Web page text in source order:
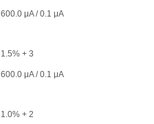
600.0 μA / 0.1 μA
1.5% + 3
600.0 μA / 0.1 μA
1.0% + 2